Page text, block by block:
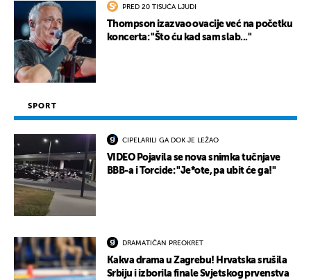
PRED 20 TISUĆA LJUDI
Thompson izazvao ovacije već na početku
koncerta: "Što ću kad sam slab..."
SPORT
CIPELARILI GA DOK JE LEŽAO
VIDEO Pojavila se nova snimka tučnjave
BBB-a i Torcide: "Je*ote, pa ubit će ga!"
DRAMATIČAN PREOKRET
Kakva drama u Zagrebu! Hrvatska srušila
Srbiju i izborila finale Svjetskog prvenstva